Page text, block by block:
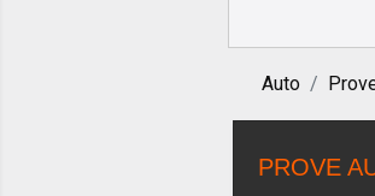
Auto
PROVE